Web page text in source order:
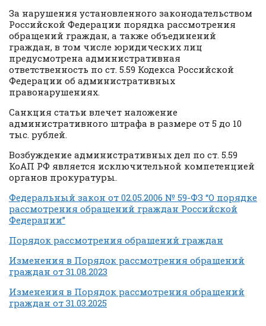
За нарушения установленного законодательством
Российской Федерации порядка рассмотрения
обращений граждан, а также объединений
граждан, в том числе юридических лиц
предусмотрена административная
ответственность по ст. 5.59 Кодекса Российской
Федерации об административных
правонарушениях.
Санкция статьи влечет наложение
административного штрафа в размере от 5 до 10
тыс. рублей.
Возбуждение административных дел по ст. 5.59
КоАП РФ является исключительной компетенцией
органов прокуратуры.
Федеральный закон от 02.05.2006 № 59-ФЗ “О порядке
рассмотрения обращений граждан Российской
Федерации”
Порядок рассмотрения обращений граждан
Изменения в Порядок рассмотрения обращений
граждан от 31.08.2023
Изменения в Порядок рассмотрения обращений
граждан от 31.03.2025